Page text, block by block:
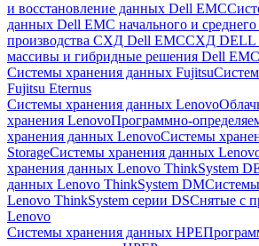
и восстановление данных Dell EMC
данных Dell EMC начального и
производства СХД Dell EMCСХД DELL
массивы и гибридные решения Dell EMC
Системы хранения данных Fujitsu
Fujitsu Eternus
Системы хранения данных Lenovo
хранения LenovoПрограммно-
хранения данных LenovoСистемы
StorageСистемы хранения данных
хранения данных Lenovo ThinkSystem
данных Lenovo ThinkSystem DM
Lenovo ThinkSystem серии DSСнятые с
Lenovo
Системы хранения данных HPE